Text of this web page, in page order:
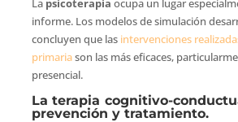
La psicoterapia ocupa un lugar
informe. Los modelos de simulación
concluyen que las intervenciones
primariason las más eficaces,
presencial.
La terapia cognitivo-
prevención y tratamiento.